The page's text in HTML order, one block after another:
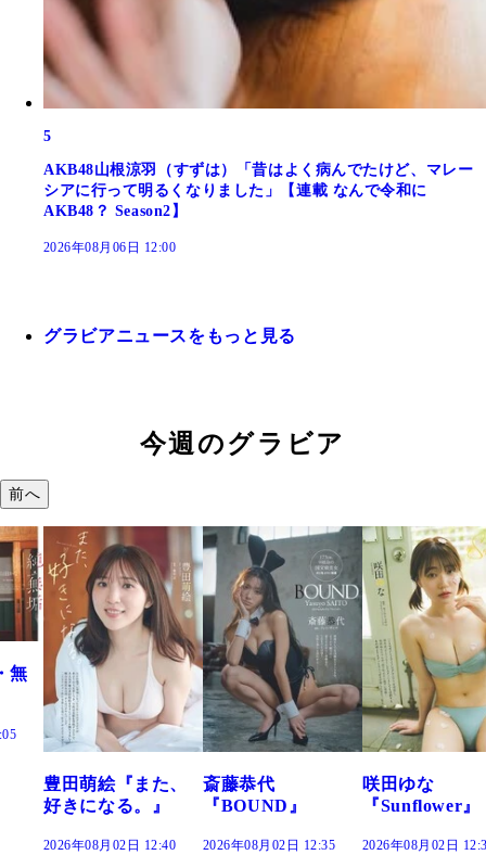
5
AKB48山根涼羽（すずは）「昔はよく病んでたけど、マレー
シアに行って明るくなりました」【連載 なんで令和に
AKB48？ Season2】
2026年08月06日 12:00
グラビアニュースをもっと見る
今週のグラビア
前へ
た、
斎藤恭代
『BOUND』
2026年08月02日 12:35
咲田ゆな
『Sunflower』
2026年08月02日 12:30
藤水咲桜『
だまり』
2026年08月02日